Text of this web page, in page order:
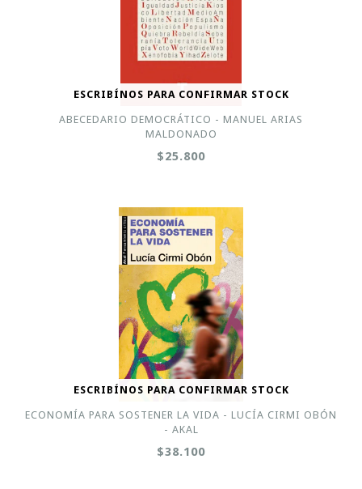
ESCRIBÍNOS PARA CONFIRMAR STOCK
ABECEDARIO DEMOCRÁTICO - MANUEL ARIAS
MALDONADO
$25.800
ESCRIBÍNOS PARA CONFIRMAR STOCK
ECONOMÍA PARA SOSTENER LA VIDA - LUCÍA CIRMI OBÓN
- AKAL
$38.100